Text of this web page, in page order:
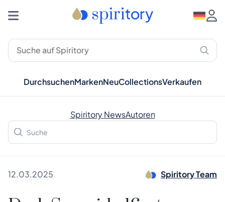
DurchsuchenMarkenNeuCollectionsVerkaufen
Spiritory NewsAutoren
12.03.2025 Spiritory Team